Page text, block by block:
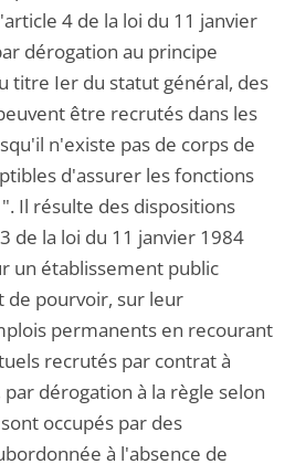
4 de la loi du 11 janvier
dérogation au principe
titre Ier du statut général, des
être recrutés dans les
n'existe pas de corps de
d'assurer les fonctions
Il résulte des dispositions
de la loi du 11 janvier 1984
un établissement public
de pourvoir, sur leur
permanents en recourant
recrutés par contrat à
dérogation à la règle selon
occupés par des
à l'absence de